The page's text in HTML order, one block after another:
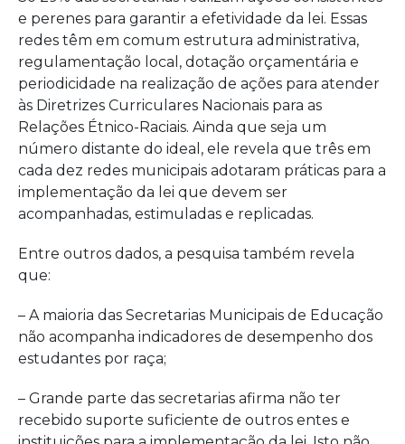
e perenes para garantir a efetividade da lei. Essas
redes têm em comum estrutura administrativa,
regulamentação local, dotação orçamentária e
periodicidade na realização de ações para atender
às Diretrizes Curriculares Nacionais para as
Relações Étnico-Raciais. Ainda que seja um
número distante do ideal, ele revela que três em
cada dez redes municipais adotaram práticas para a
implementação da lei que devem ser
acompanhadas, estimuladas e replicadas.
Entre outros dados, a pesquisa também revela
que:
– A maioria das Secretarias Municipais de Educação
não acompanha indicadores de desempenho dos
estudantes por raça;
– Grande parte das secretarias afirma não ter
recebido suporte suficiente de outros entes e